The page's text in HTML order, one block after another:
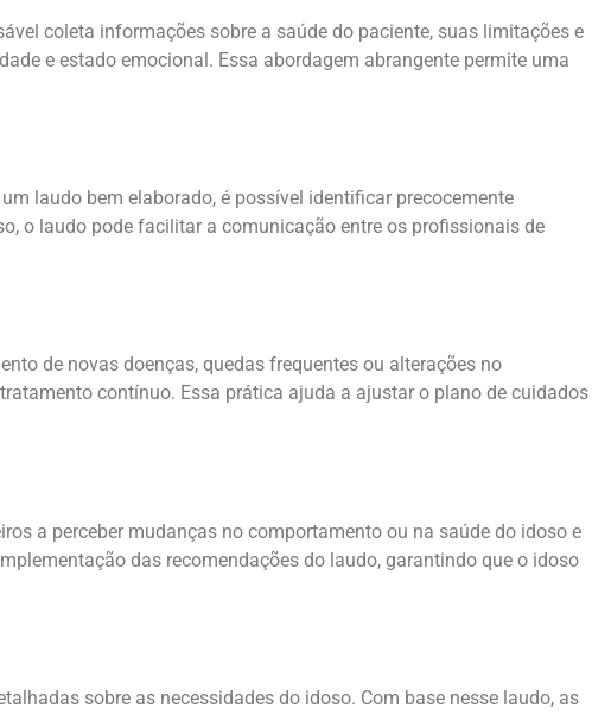
coleta informações sobre a saúde do paciente, suas limitações e
e estado emocional. Essa abordagem abrangente permite uma
laudo bem elaborado, é possível identificar precocemente
o laudo pode facilitar a comunicação entre os profissionais de
de novas doenças, quedas frequentes ou alterações no
contínuo. Essa prática ajuda a ajustar o plano de cuidados
a perceber mudanças no comportamento ou na saúde do idoso e
das recomendações do laudo, garantindo que o idoso
sobre as necessidades do idoso. Com base nesse laudo, as